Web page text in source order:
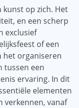
kunst op zich. Het
en een scherp
​​exclusief
of een
het organiseren
tussen een
ervaring. In dit
elementen
verkennen, vanaf